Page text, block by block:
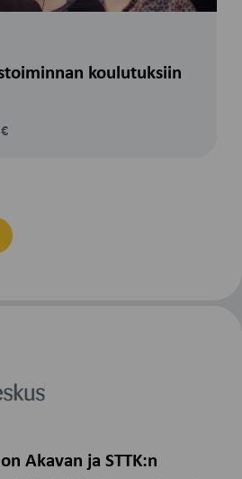
koulutuksiin
Akavan ja STTK:n